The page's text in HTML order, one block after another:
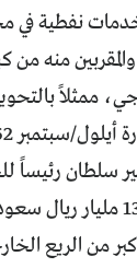
خدمات نفطية
منه من
ممثلاً
سلطان رئيساً
وفاته أواخر العام 2011. وتبلغ ميزانيتها
من الريع